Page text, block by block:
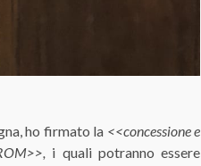
ho firmato la <<concessione e
i quali potranno essere